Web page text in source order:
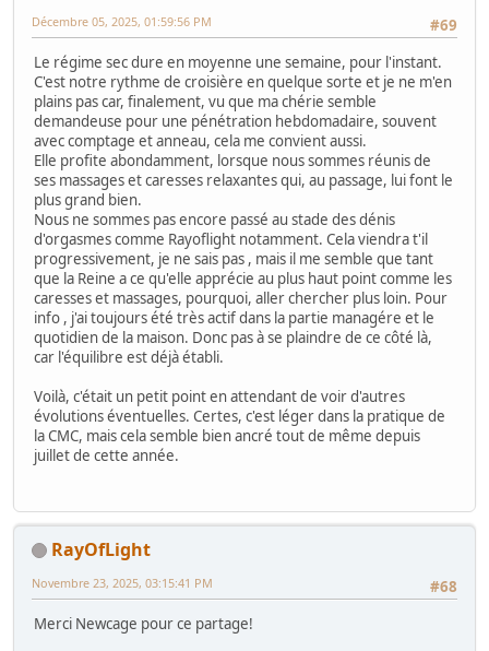
#69
Décembre 05, 2025, 01:59:56 PM
Le régime sec dure en moyenne une semaine, pour l'instant.
C'est notre rythme de croisière en quelque sorte et je ne m'en
plains pas car, finalement, vu que ma chérie semble
demandeuse pour une pénétration hebdomadaire, souvent
avec comptage et anneau, cela me convient aussi.
Elle profite abondamment, lorsque nous sommes réunis de
ses massages et caresses relaxantes qui, au passage, lui font le
plus grand bien.
Nous ne sommes pas encore passé au stade des dénis
d'orgasmes comme Rayoflight notamment. Cela viendra t'il
progressivement, je ne sais pas , mais il me semble que tant
que la Reine a ce qu'elle apprécie au plus haut point comme les
caresses et massages, pourquoi, aller chercher plus loin. Pour
info , j'ai toujours été très actif dans la partie managére et le
quotidien de la maison. Donc pas à se plaindre de ce côté là,
car l'équilibre est déjà établi.
Voilà, c'était un petit point en attendant de voir d'autres
évolutions éventuelles. Certes, c'est léger dans la pratique de
la CMC, mais cela semble bien ancré tout de même depuis
juillet de cette année.
RayOfLight
#68
Novembre 23, 2025, 03:15:41 PM
Merci Newcage pour ce partage!